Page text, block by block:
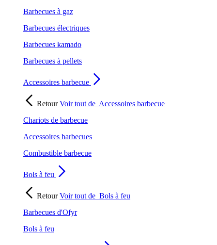
Barbecues à gaz
Barbecues électriques
Barbecues kamado
Barbecues à pellets
Accessoires barbecue
RetourVoir tout de Accessoires barbecue
Chariots de barbecue
Accessoires barbecues
Combustible barbecue
Bols à feu
RetourVoir tout de Bols à feu
Barbecues d'Ofyr
Bols à feu